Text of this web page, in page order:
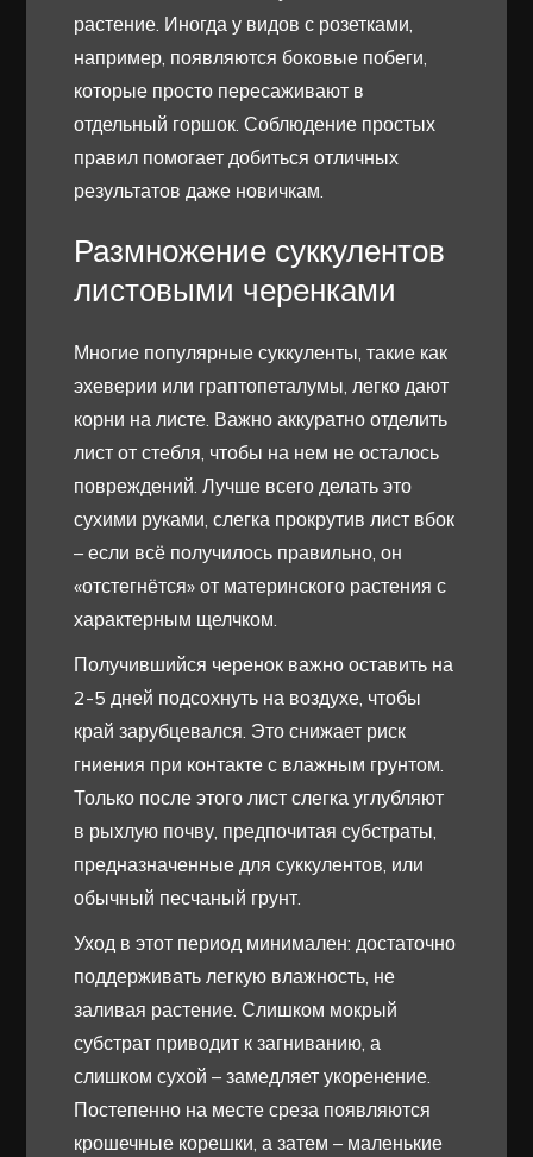
растение. Иногда у видов с розетками,
например, появляются боковые побеги,
которые просто пересаживают в
отдельный горшок. Соблюдение простых
правил помогает добиться отличных
результатов даже новичкам.
Размножение суккулентов
листовыми черенками
Многие популярные суккуленты, такие как
эхеверии или граптопеталумы, легко дают
корни на листе. Важно аккуратно отделить
лист от стебля, чтобы на нем не осталось
повреждений. Лучше всего делать это
сухими руками, слегка прокрутив лист вбок
– если всё получилось правильно, он
«отстегнётся» от материнского растения с
характерным щелчком.
Получившийся черенок важно оставить на
2-5 дней подсохнуть на воздухе, чтобы
край зарубцевался. Это снижает риск
гниения при контакте с влажным грунтом.
Только после этого лист слегка углубляют
в рыхлую почву, предпочитая субстраты,
предназначенные для суккулентов, или
обычный песчаный грунт.
Уход в этот период минимален: достаточно
поддерживать легкую влажность, не
заливая растение. Слишком мокрый
субстрат приводит к загниванию, а
слишком сухой – замедляет укоренение.
Постепенно на месте среза появляются
крошечные корешки, а затем – маленькие